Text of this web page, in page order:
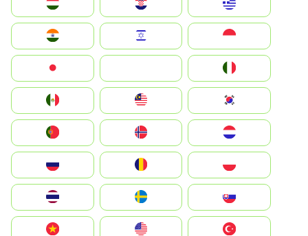
Hrvatska
Magyarország
Indonesia
South Korea
Nederland
Portugal
România
Slovensko
United States
Vietnam